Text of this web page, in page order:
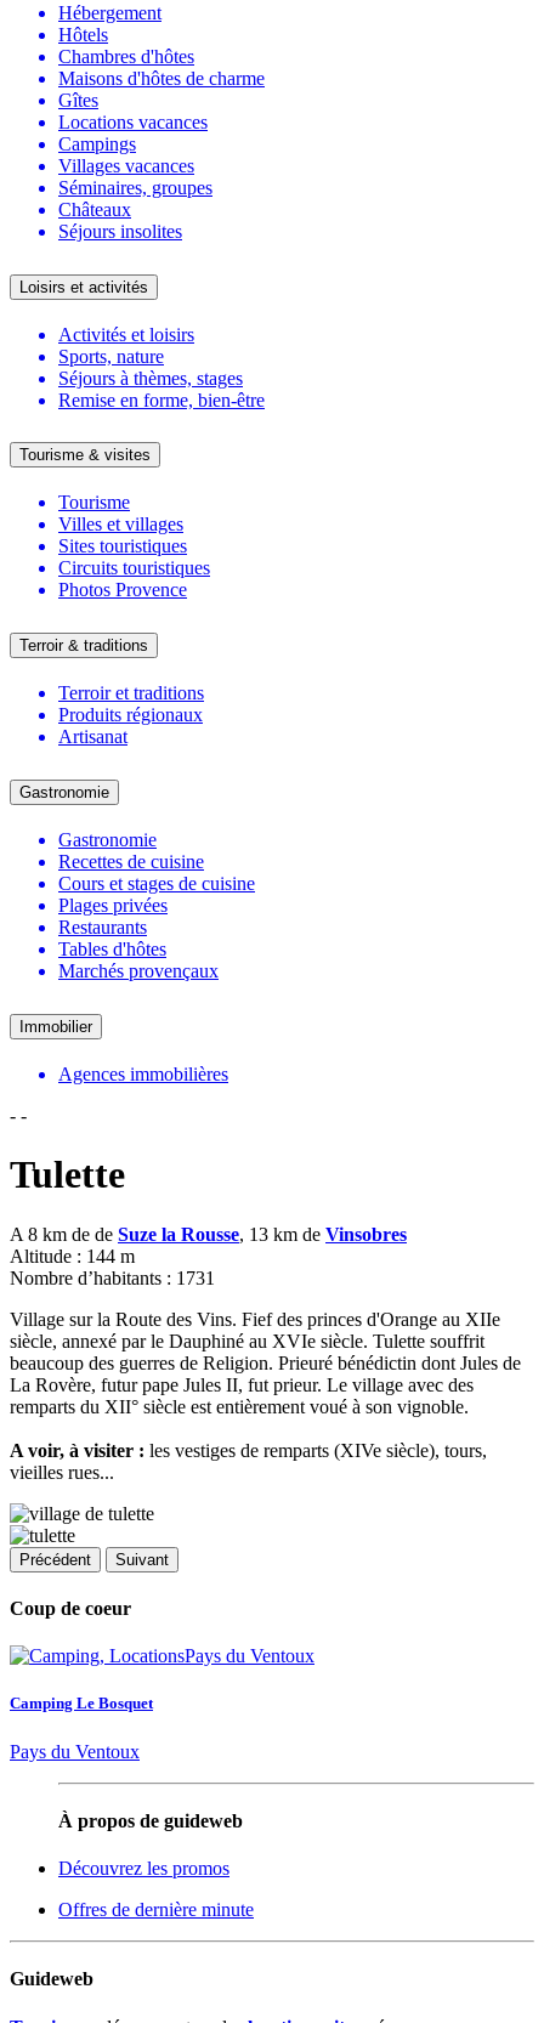
Hébergement
Hôtels
Chambres d'hôtes
Maisons d'hôtes de charme
Gîtes
Locations vacances
Campings
Villages vacances
Séminaires, groupes
Châteaux
Séjours insolites
Loisirs et activités
Activités et loisirs
Sports, nature
Séjours à thèmes, stages
Remise en forme, bien-être
Tourisme & visites
Tourisme
Villes et villages
Sites touristiques
Circuits touristiques
Photos Provence
Terroir & traditions
Terroir et traditions
Produits régionaux
Artisanat
Gastronomie
Gastronomie
Recettes de cuisine
Cours et stages de cuisine
Plages privées
Restaurants
Tables d'hôtes
Marchés provençaux
Immobilier
Agences immobilières
- -
Tulette
A 8 km de de Suze la Rousse, 13 km de Vinsobres
Altitude : 144 m
Nombre d’habitants : 1731
Village sur la Route des Vins. Fief des princes d'Orange au XIIe
siècle, annexé par le Dauphiné au XVIe siècle. Tulette souffrit
beaucoup des guerres de Religion. Prieuré bénédictin dont Jules de
La Rovère, futur pape Jules II, fut prieur. Le village avec des
remparts du XII° siècle est entièrement voué à son vignoble.
A voir, à visiter : les vestiges de remparts (XIVe siècle), tours,
vieilles rues...
Précédent Suivant
Coup de coeur
Camping Le Bosquet
Pays du Ventoux
À propos de guideweb
Découvrez les promos
Offres de dernière minute
Guideweb